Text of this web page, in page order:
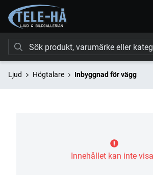
Ljud Högtalare Inbyggnad för vägg
Innehållet kan inte